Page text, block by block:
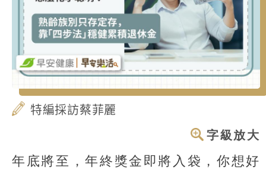
特編採訪蔡菲麗
字級放大
年底將至，年終獎金即將入袋，你想好